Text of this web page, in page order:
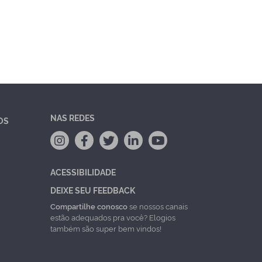
NAS REDES
ACESSIBILIDADE
DEIXE SEU FEEDBACK
Compartilhe conoscose nossos canais
estão adequados pra você? Elogios
também são super bem vindos!